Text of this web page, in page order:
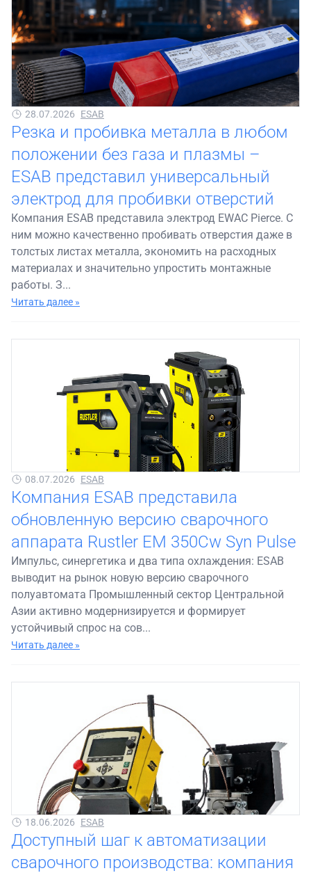
28.07.2026 ESAB
Резка и пробивка металла в любом
положении без газа и плазмы –
ESAB представил универсальный
электрод для пробивки отверстий
Компания ESAB представила электрод EWAC Pierce. С
ним можно качественно пробивать отверстия даже в
толстых листах металла, экономить на расходных
материалах и значительно упростить монтажные
работы. З...
Читать далее »
08.07.2026 ESAB
Компания ESAB представила
обновленную версию сварочного
аппарата Rustler EM 350Cw Syn Pulse
Импульс, синергетика и два типа охлаждения: ESAB
выводит на рынок новую версию сварочного
полуавтомата Промышленный сектор Центральной
Азии активно модернизируется и формирует
устойчивый спрос на сов...
Читать далее »
18.06.2026 ESAB
Доступный шаг к автоматизации
сварочного производства: компания